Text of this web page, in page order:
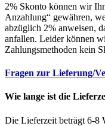
2% Skonto können wir
Anzahlung“ gewähren,
abzüglich 2% anweisen,
anfallen. Leider können
Zahlungsmethoden kein
Fragen zur Lieferung/
Wie lange ist die
Die Lieferzeit beträgt 6-8